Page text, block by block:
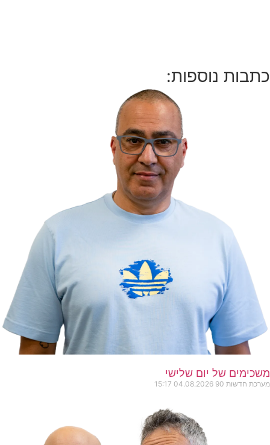
כתבות נוספות:
משכימים של יום שלישי
מערכת חדשות 90 04.08.2026
15:17